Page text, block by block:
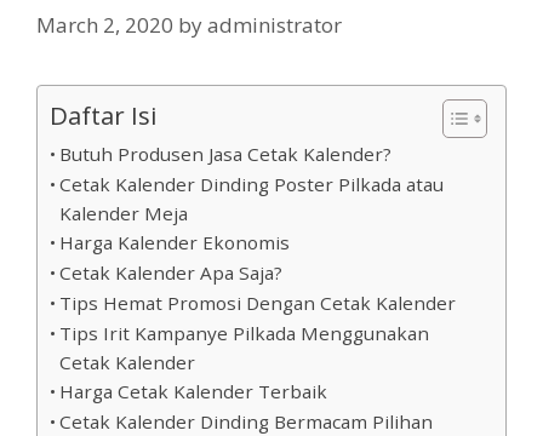
March 2, 2020 byadministrator
Daftar Isi
Butuh Produsen Jasa Cetak Kalender?
Cetak Kalender Dinding Poster Pilkada atau
Kalender Meja
Harga Kalender Ekonomis
Cetak Kalender Apa Saja?
Tips Hemat Promosi Dengan Cetak Kalender
Tips Irit Kampanye Pilkada Menggunakan
Cetak Kalender
Harga Cetak Kalender Terbaik
Cetak Kalender Dinding Bermacam Pilihan